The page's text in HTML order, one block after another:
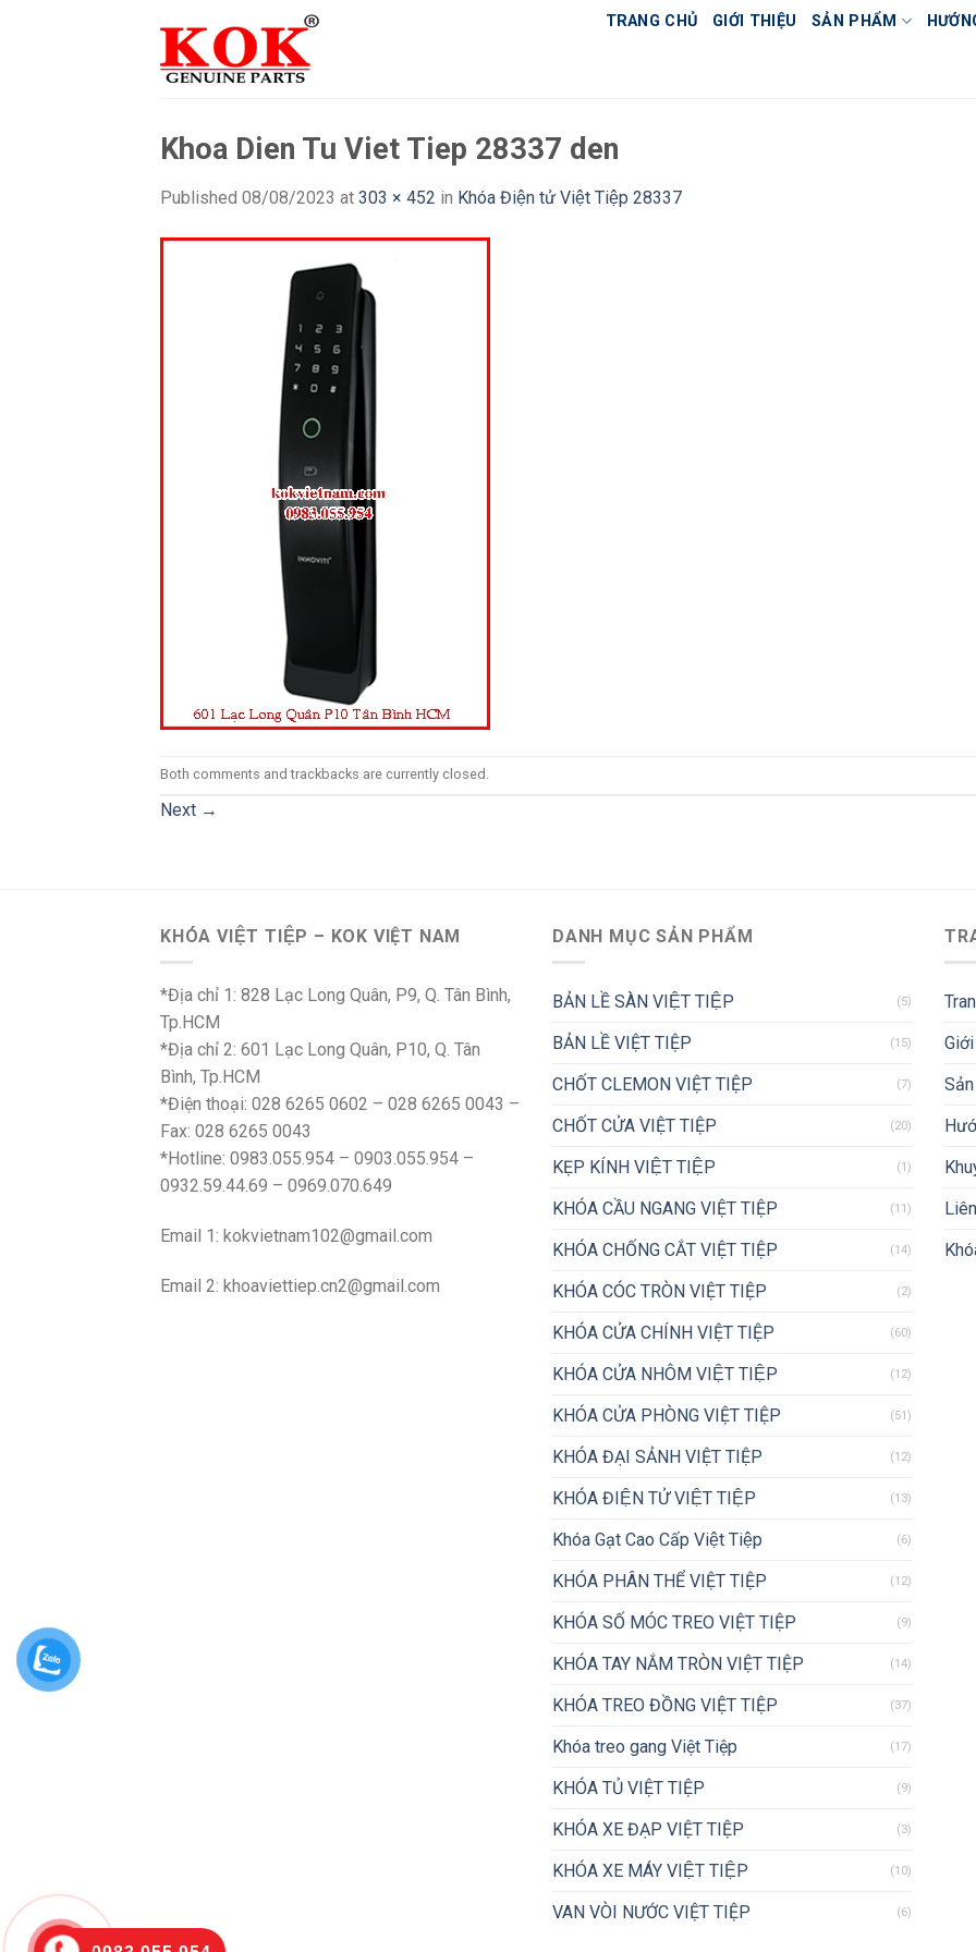
TRANG CHỦ GIỚI THIỆU SẢN PHẨM
Khoa Dien Tu Viet Tiep 28337 den
Published 08/08/2023 at 303 × 452 in Khóa Điện tử Việt Tiệp 28337
Both comments and trackbacks are currently closed.
Next →
KHÓA VIỆT TIỆP – KOK VIỆT NAM
*Địa chỉ 1: 828 Lạc Long Quân, P9, Q. Tân Bình,
Tp.HCM
*Địa chỉ 2: 601 Lạc Long Quân, P10, Q. Tân
Bình, Tp.HCM
*Điện thoại: 028 6265 0602 – 028 6265 0043 –
Fax: 028 6265 0043
*Hotline: 0983.055.954 – 0903.055.954 –
0932.59.44.69 – 0969.070.649
Email 1: kokvietnam102@gmail.com
Email 2: khoaviettiep.cn2@gmail.com
DANH MỤC SẢN PHẨM
BẢN LỀ SÀN VIỆT TIỆP (5)
BẢN LỀ VIỆT TIỆP (15)
CHỐT CLEMON VIỆT TIỆP (7)
CHỐT CỬA VIỆT TIỆP (20)
KẸP KÍNH VIỆT TIỆP (1)
KHÓA CẦU NGANG VIỆT TIỆP (11)
KHÓA CHỐNG CẮT VIỆT TIỆP (14)
KHÓA CÓC TRÒN VIỆT TIỆP (2)
KHÓA CỬA CHÍNH VIỆT TIỆP (60)
KHÓA CỬA NHÔM VIỆT TIỆP (12)
KHÓA CỬA PHÒNG VIỆT TIỆP (51)
KHÓA ĐẠI SẢNH VIỆT TIỆP (12)
KHÓA ĐIỆN TỬ VIỆT TIỆP (13)
Khóa Gạt Cao Cấp Việt Tiệp (6)
KHÓA PHÂN THỂ VIỆT TIỆP (12)
KHÓA SỐ MÓC TREO VIỆT TIỆP (9)
KHÓA TAY NẮM TRÒN VIỆT TIỆP (14)
KHÓA TREO ĐỒNG VIỆT TIỆP (37)
Khóa treo gang Việt Tiệp (17)
KHÓA TỦ VIỆT TIỆP (9)
KHÓA XE ĐẠP VIỆT TIỆP (3)
KHÓA XE MÁY VIỆT TIỆP (10)
VAN VÒI NƯỚC VIỆT TIỆP (6)